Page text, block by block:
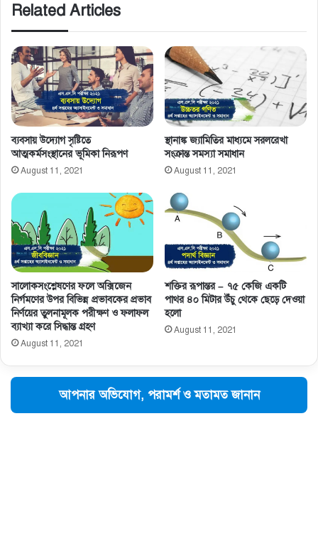
Related Articles
ব্যবসায় উদ্যোগ সৃষ্টিতে
আত্মকর্মসংস্থানের ভূমিকা নিরূপণ
August 11, 2021
স্থানাঙ্ক জ্যামিতির মাধ্যমে সরলরেখা
সংক্রান্ত সমস্যা সমাধান
August 11, 2021
সালােকসংশ্লেষণের ফলে অক্সিজেন
নির্গমণের উপর বিভিন্ন প্রভাবকের প্রভাব
নির্ণয়ের তুলনামূলক পরীক্ষণ ও ফলাফল
ব্যাখ্যা করে সিদ্ধান্ত গ্রহণ
August 11, 2021
শক্তির রূপান্তর – ৭৫ কেজি একটি
পাথর ৪০ মিটার উঁচু থেকে ছেড়ে দেওয়া
হলো
August 11, 2021
আপনার অভিযোগ, পরামর্শ ও মতামত জানান